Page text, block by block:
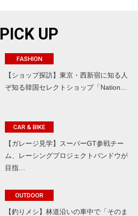
PICK UP
FASHION
【ショップ探訪】東京・西新宿に知る人
ぞ知る韓国セレクトショップ「Nation…
CAR & BIKE
【ガレージ見学】スーパーGT参戦チー
ム、レーシングプロジェクトバンドウが
目指…
OUTDOOR
【釣りメシ】林道沿いの車中で「そのま